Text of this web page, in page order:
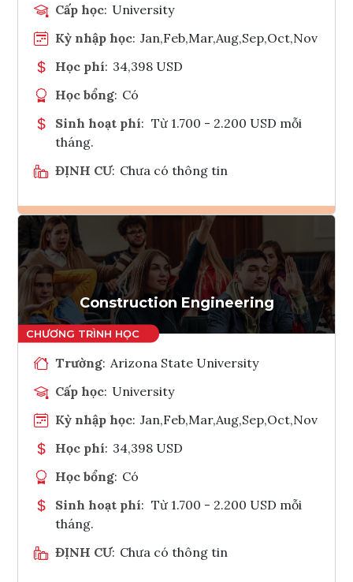
Cấp học: University
Kỳ nhập học: Jan,Feb,Mar,Aug,Sep,Oct,Nov
Học phí: 34,398 USD
Học bổng: Có
Sinh hoạt phí: Từ 1.700 - 2.200 USD mỗi
tháng.
ĐỊNH CƯ: Chưa có thông tin
Ghi danh
Tham vấn Interlink
Construction Engineering
Trường: Arizona State University
Cấp học: University
Kỳ nhập học: Jan,Feb,Mar,Aug,Sep,Oct,Nov
Học phí: 34,398 USD
Học bổng: Có
Sinh hoạt phí: Từ 1.700 - 2.200 USD mỗi
tháng.
ĐỊNH CƯ: Chưa có thông tin